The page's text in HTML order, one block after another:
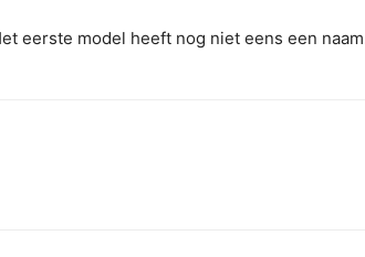
eerste model heeft nog niet eens een